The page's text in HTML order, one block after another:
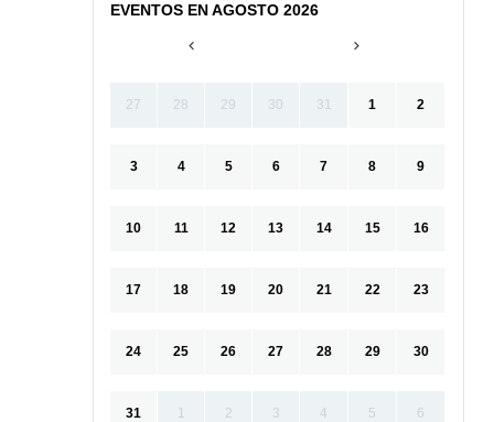
EVENTOS EN AGOSTO 2026
27 28 29 30 31 1 2
3 4 5 6 7 8 9
10 11 12 13 14 15 16
17 18 19 20 21 22 23
24 25 26 27 28 29 30
31 1 2 3 4 5 6